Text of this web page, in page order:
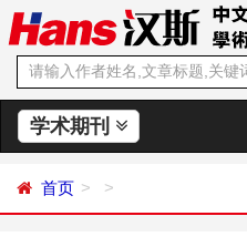
学术期刊
首页